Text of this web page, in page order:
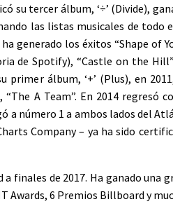
su tercer álbum, ‘÷’ (Divide),
las listas musicales de todo
generado los éxitos “Shape of
de Spotify), “Castle on the
primer álbum, ‘+’ (Plus), en
A Team”. En 2014 regresó
a número 1 a ambos lados del
Company – ya ha sido
finales de 2017. Ha ganado una
Awards, 6 Premios Billboard y